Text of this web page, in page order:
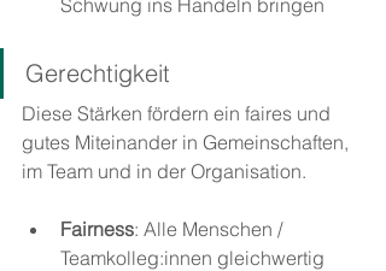
Gerechtigkeit
Diese Stärken fördern ein faires und
gutes Miteinander in Gemeinschaften,
im Team und in der Organisation.
Fairness: Alle Menschen /
Teamkolleg:innen gleichwertig